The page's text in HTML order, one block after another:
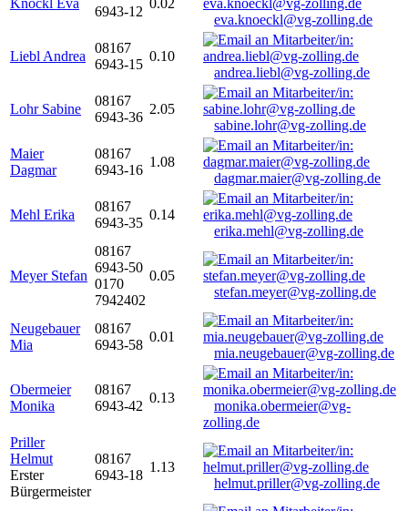
Knöckl Eva
6943-12
0.02
eva.knoeckl@vg-zolling.de
Liebl Andrea
08167
6943-15
0.10
andrea.liebl@vg-zolling.de
Lohr Sabine
08167
6943-36
2.05
sabine.lohr@vg-zolling.de
Maier
Dagmar
08167
6943-16
1.08
dagmar.maier@vg-zolling.de
Mehl Erika
08167
6943-35
0.14
erika.mehl@vg-zolling.de
Meyer Stefan
08167
6943-50
0170
7942402
0.05
stefan.meyer@vg-zolling.de
Neugebauer
Mia
08167
6943-58
0.01
mia.neugebauer@vg-zolling.de
Obermeier
Monika
08167
6943-42
0.13
monika.obermeier@vg-
zolling.de
Priller
Helmut
Erster
Bürgermeister
08167
6943-18
1.13
helmut.priller@vg-zolling.de